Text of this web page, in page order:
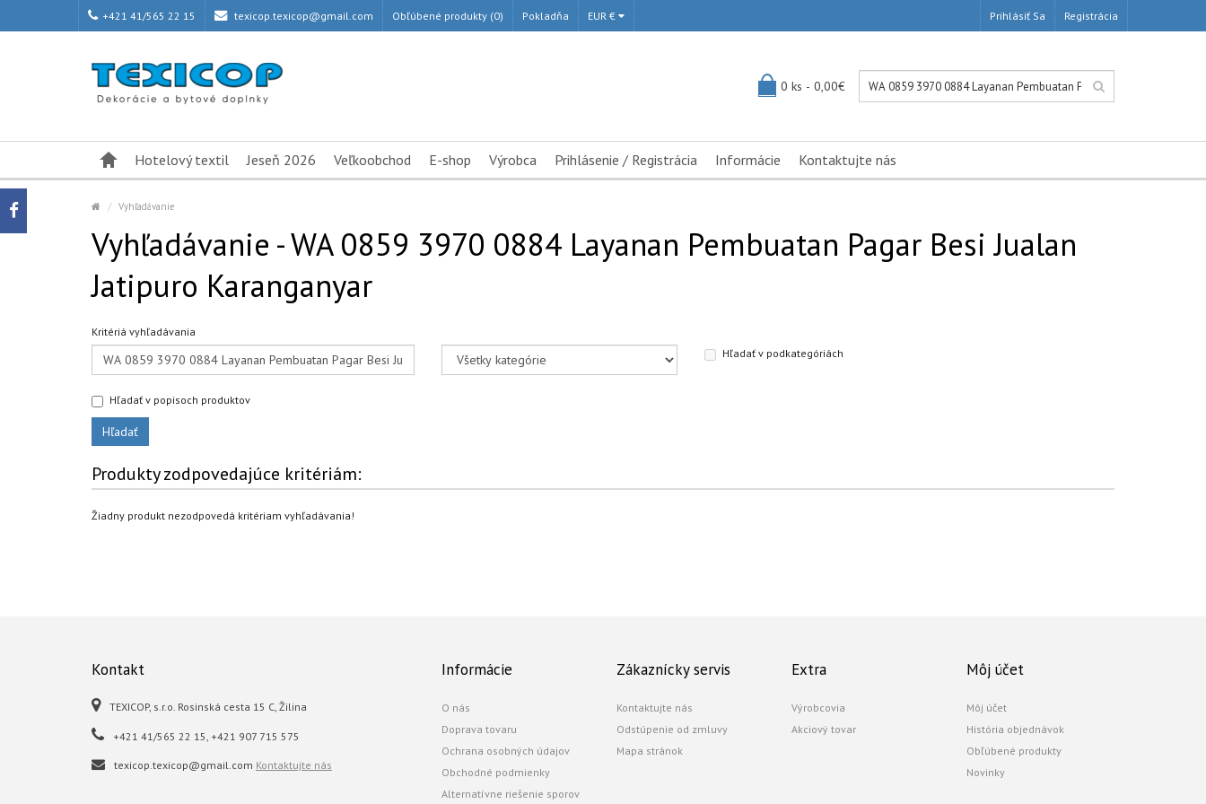
+421 41/565 22 15 texicop.texicop@gmail.com Obľúbené produkty (0) Pokladňa EUR € Prihlásiť Sa Registrácia
0 ks - 0,00€
Hotelový textil Jeseň 2026 Veľkoobchod E-shop Výrobca Prihlásenie / Registrácia Informácie Kontaktujte nás
Vyhľadávanie
Vyhľadávanie - WA 0859 3970 0884 Layanan Pembuatan Pagar Besi Jualan
Jatipuro Karanganyar
Kritériá vyhľadávania
Hľadať v podkategóriách
Hľadať v popisoch produktov
Produkty zodpovedajúce kritériám:
Žiadny produkt nezodpovedá kritériam vyhľadávania!
Kontakt
TEXICOP, s.r.o. Rosinská cesta 15 C, Žilina
+421 41/565 22 15, +421 907 715 575
texicop.texicop@gmail.com Kontaktujte nás
Informácie
O nás
Doprava tovaru
Ochrana osobných údajov
Obchodné podmienky
Alternatívne riešenie sporov
Zákaznícky servis
Kontaktujte nás
Odstúpenie od zmluvy
Mapa stránok
Extra
Výrobcovia
Akciový tovar
Môj účet
Môj účet
História objednávok
Obľúbené produkty
Novinky